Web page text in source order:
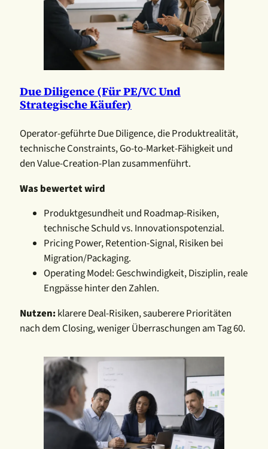
Due Diligence (für PE/VC Und
Strategische Käufer)
Operator-geführte Due Diligence, die Produktrealität,
technische Constraints, Go-to-Market-Fähigkeit und
den Value-Creation-Plan zusammenführt.
Was bewertet wird
Produktgesundheit und Roadmap-Risiken,
technische Schuld vs. Innovationspotenzial.
Pricing Power, Retention-Signal, Risiken bei
Migration/Packaging.
Operating Model: Geschwindigkeit, Disziplin, reale
Engpässe hinter den Zahlen.
Nutzen:klarere Deal-Risiken, sauberere Prioritäten
nach dem Closing, weniger Überraschungen am Tag 60.